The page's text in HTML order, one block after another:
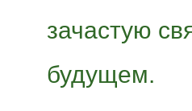
зачастую
будущем.